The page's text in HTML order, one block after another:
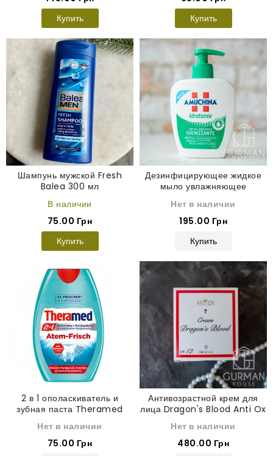
Купить
Купить
Шампунь мужской Fresh
Balea 300 мл
В наличии
75.00 Грн
Купить
Дезинфицирующее жидкое
мыло увлажняющее
Нет в наличии
195.00 Грн
Купить
2 в 1 ополаскиватель и
зубная паста Theramed
Нет в наличии
75.00 Грн
Антивозрастной крем для
лица Dragon's Blood Anti Ox
Нет в наличии
480.00 Грн